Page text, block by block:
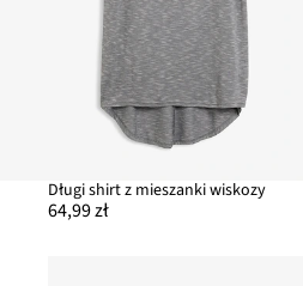
Długi shirt z mieszanki wiskozy
64,99 zł